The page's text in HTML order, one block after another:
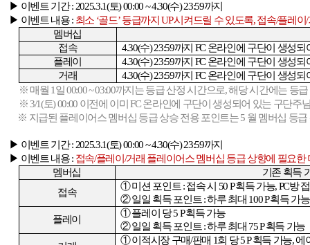
▶ 이벤트 기간: 2025.3.1(토) 00:00 ~ 4.30(수) 23:59까지
▶ 이벤트 내용: 최소 ‘골드’등급까지 UP시켜드릴 수 있도록,접속/플레이/
멤버십
접속
4.30(수) 23:59까지 FC온라인에 구단이 생성
플레이
4.30(수) 23:59까지 FC온라인에 구단이 생성
거래
4.30(수) 23:59까지 FC온라인에 구단이 생성
※ 매월 1일00:00 ~ 03:00까지는 등급 산정 시간으로,해당 시간에는 등
※3/1(토) 00:00 이전에 이미 FC온라인에 구단이 생성되어 있는 구단주
※ 지급된 플레이어스 멤버십 등급 상승 전용 포인트는5 월 멤버십 등
▶ 이벤트 기간: 2025.3.1(토) 00:00 ~ 4.30(수) 23:59까지
▶ 이벤트 내용: 접속/플레이 /거래 플레이어스 멤버십 등급 상향에 필요한
멤버십
기존 획득
접속
① 미션 포인트 :접속 시 50 P획득 가능, PC방
②일일 획득 포인트 :하루 최대 100 P획득 가능
플레이
① 플레이 당5 P획득 가능
②일일 획득 포인트 :하루최대 75 P획득 가능
① 이적시장 구매/판매 1회 당5 P획득 가능,에